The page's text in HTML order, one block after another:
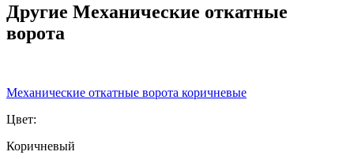
Другие Механические откатные
ворота
Механические откатные ворота коричневые
Цвет:
Коричневый